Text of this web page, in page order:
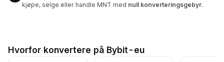
kjøpe, selge eller handle MNT med null konverteringsgebyr.
Hvorfor konvertere på Bybit-eu